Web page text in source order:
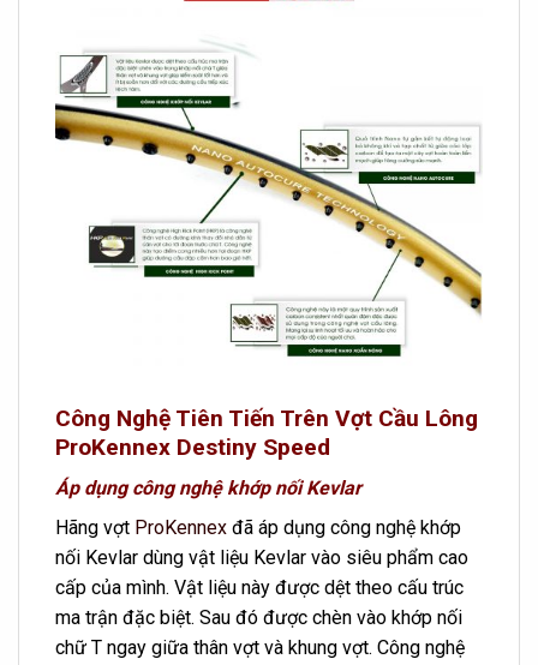
Công Nghệ Tiên Tiến Trên Vợt Cầu Lông
ProKennex Destiny Speed
Áp dụng công nghệ khớp nối Kevlar
Hãng vợt ProKennex đã áp dụng công nghệ khớp
nối Kevlar dùng vật liệu Kevlar vào siêu phẩm cao
cấp của mình. Vật liệu này được dệt theo cấu trúc
ma trận đặc biệt. Sau đó được chèn vào khớp nối
chữ T ngay giữa thân vợt và khung vợt. Công nghệ